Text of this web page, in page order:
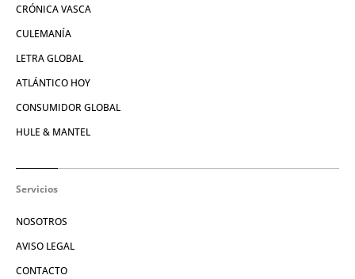
CRÓNICA VASCA
CULEMANÍA
LETRA GLOBAL
ATLÁNTICO HOY
CONSUMIDOR GLOBAL
HULE & MANTEL
Servicios
NOSOTROS
AVISO LEGAL
CONTACTO